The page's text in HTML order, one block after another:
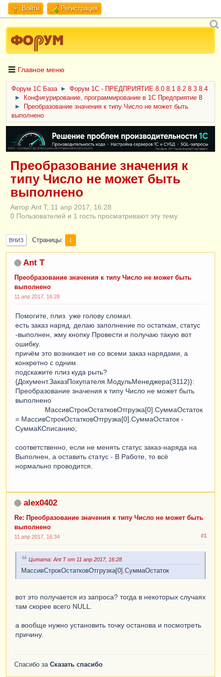
Войти Регистрация
Главное меню
Форум 1C База ►
Форум 1С - ПРЕДПРИЯТИЕ 8.0 8.1 8.2 8.3 8.4
►
Конфигурирование, программирование в 1С Предприятие 8
►
Преобразование значения к типу Число не может быть
выполнено
ERID: CQH36pWzJqVJD4xVLsnhcU4hVPNjkBZe8KKxjJiYySyZAz
Преобразование значения к
типу Число не может быть
выполнено
Автор Ant T, 11 апр 2017, 16:28
0 Пользователей и 1 гость просматривают эту тему.
ВНИЗ Страницы 1
Ant T
Преобразование значения к типу Число не может быть
выполнено
11 апр 2017, 16:28
Помогите, плиз. уже голову сломал.
есть заказ наряд. делаю заполнение по остаткам, статус
-выполнен, жму кнопку Провести и получаю такую вот
ошибку.
причём это возникает не со всеми заказ нарядами, а
конкретно с одним.
подскажите плиз куда рыть?
{Документ.ЗаказПокупателя.МодульМенеджера(3112)}:
Преобразование значения к типу Число не может быть
выполнено
МассивСтрокОстатковОтгрузка[0].СуммаОстаток
= МассивСтрокОстатковОтгрузка[0].СуммаОстаток -
СуммаКСписанию;
соответственно, если не менять статус заказ-наряда на
Выполнен, а оставить статус - В Работе, то всё
нормально проводится.
alex0402
Re: Преобразование значения к типу Число не может быть
выполнено
#1
11 апр 2017, 16:34
Цитата: Ant T от 11 апр 2017, 16:28
МассивСтрокОстатковОтгрузка[0].СуммаОстаток
вот это получается из запроса? тогда в некоторых случаях
там скорее всего NULL.
а вообще нужно установить точку останова и посмотреть
причину.
Спасибо за Сказать спасибо